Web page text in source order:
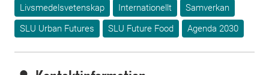
Livsmedelsvetenskap
Internationellt
Samverkan
SLU Urban Futures
SLU Future Food Agenda 2030